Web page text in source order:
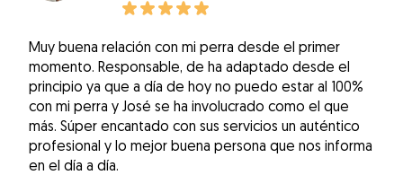
Muy buena relación con mi perra desde el primer
momento. Responsable, de ha adaptado desde el
principio ya que a día de hoy no puedo estar al 100%
con mi perra y José se ha involucrado como el que
más. Súper encantado con sus servicios un auténtico
profesional y lo mejor buena persona que nos informa
en el día a día.